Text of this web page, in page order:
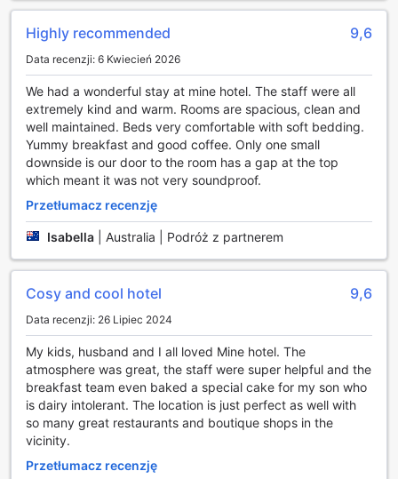
zregenerowanie sił po dniu pełnym wrażeń.
Dodatkowo, Mine Hotel Boutique dysponuje pięknym
ogrodem, który stanowi oazę spokoju w sercu tętniącego
życiem Buenos Aires. Goście mogą spędzać czas w
urokliwej przestrzeni, ciesząc się świeżym powietrzem i
zielenią. Dla miłośników literatury dostępna jest biblioteka,
w której można znaleźć wiele interesujących tytułów, a
także strefa wspólnego wypoczynku z telewizorem,
idealna do relaksu przy ulubionych filmach. Na koniec, w
hotelowym sklepie z pamiątkami można znaleźć unikalne
upominki, które będą doskonałą pamiątką z pobytu w tym
wyjątkowym miejscu.
Obiekty sportowe w Mine Hotel Boutique
Mine Hotel Boutique w Buenos Aires to idealne miejsce dla
miłośników aktywnego wypoczynku, oferujące szereg
skorzystać z nowoczesnego centrum fitness, które jest
doskonale wyposażone w sprzęt do ćwiczeń siłowych oraz
cardio. Niezależnie od poziomu zaawansowania, każdy
znajdzie tu coś dla siebie, aby zadbać o formę i zdrowie
podczas pobytu.
Dodatkowo, hotel dysponuje zarówno wewnętrznym, jak i
zewnętrznym basenem, co sprawia, że można cieszyć się
pływaniem niezależnie od pogody. W wewnętrznym
basenie można relaksować się po intensywnym treningu, a
Highly recommended 9,6
Data recenzji: 6 Kwiecień 2026
We had a wonderful stay at mine hotel. The staff were all
extremely kind and warm. Rooms are spacious, clean and
well maintained. Beds very comfortable with soft bedding.
Yummy breakfast and good coffee. Only one small
downside is our door to the room has a gap at the top
which meant it was not very soundproof.
Przetłumacz recenzję
Isabella Australia | Podróż z partnerem
Cosy and cool hotel 9,6
Data recenzji: 26 Lipiec 2024
My kids, husband and I all loved Mine hotel. The
atmosphere was great, the staff were super helpful and the
breakfast team even baked a special cake for my son who
is dairy intolerant. The location is just perfect as well with
so many great restaurants and boutique shops in the
vicinity.
Przetłumacz recenzję